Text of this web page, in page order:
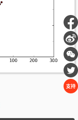
支持